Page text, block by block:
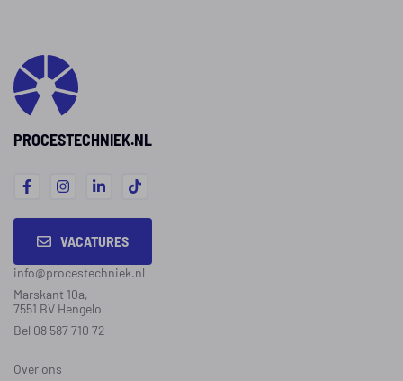
PROCESTECHNIEK.NL
VACATURES
info@procestechniek.nl
Marskant 10a,
7551 BV Hengelo
Bel 08 587 710 72
Over ons